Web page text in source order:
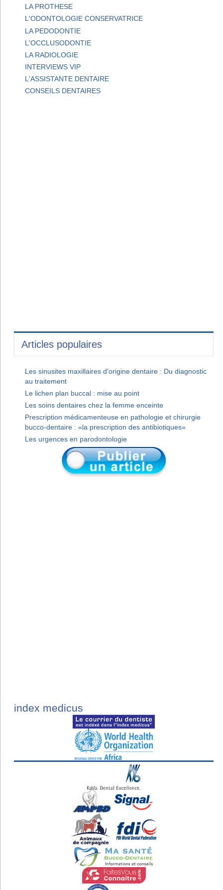
LA PROTHESE
L'ODONTOLOGIE CONSERVATRICE
LA PEDODONTIE
L'OCCLUSODONTIE
LA RADIOLOGIE
INTERVIEWS VIP
L'ASSISTANTE DENTAIRE
CONSEILS DENTAIRES
Articles populaires
Les sinusites maxillaires d'origine dentaire : Du diagnostic
au traitement
Le lichen plan buccal : mise au point
Les soins dentaires chez la femme enceinte
Prescription médicamenteuse en pathologie et chirurgie
bucco-dentaire : «la prescription des antibiotiques»
Les urgences en parodontologie
index medicus